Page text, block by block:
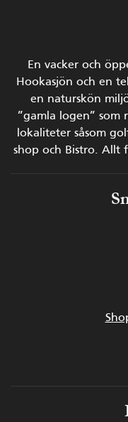
En vacker och
Hookasjön och en
en naturskön
”gamla logen” som
lokaliteter såsom
shop och Bistro. Allt